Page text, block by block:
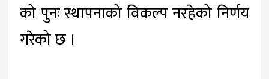
को पुनः स्थापनाको विकल्प नरहेको निर्णय
गरेको छ ।